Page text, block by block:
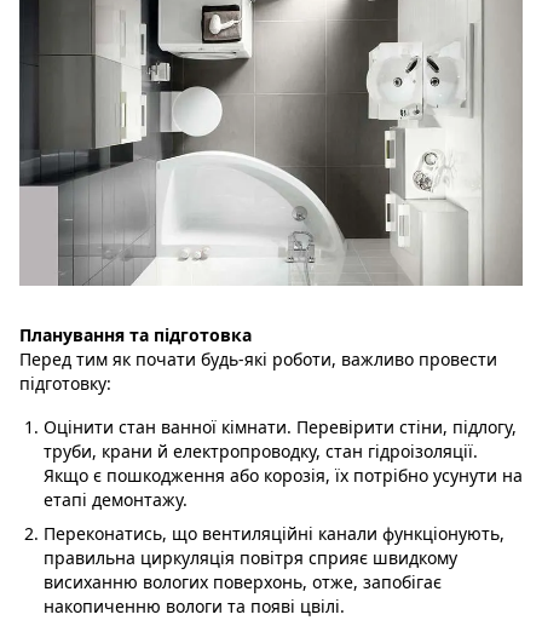
Планування та підготовка
Перед тим як почати будь-які роботи, важливо провести
підготовку:
Оцінити стан ванної кімнати. Перевірити стіни, підлогу,
труби, крани й електропроводку, стан гідроізоляції.
Якщо є пошкодження або корозія, їх потрібно усунути на
етапі демонтажу.
Переконатись, що вентиляційні канали функціонують,
правильна циркуляція повітря сприяє швидкому
висиханню вологих поверхонь, отже, запобігає
накопиченню вологи та появі цвілі.